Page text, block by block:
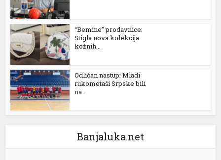
“Bemine” prodavnice:
Stigla nova kolekcija
kožnih...
Odličan nastup: Mladi
rukometaši Srpske bili
na...
Banjaluka.net